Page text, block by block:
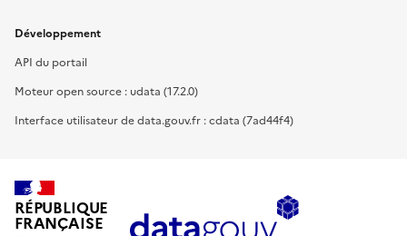
Développement
API du portail
Moteur open source : udata (17.2.0)
Interface utilisateur de data.gouv.fr : cdata (7ad44f4)
RÉPUBLIQUE
FRANÇAISE